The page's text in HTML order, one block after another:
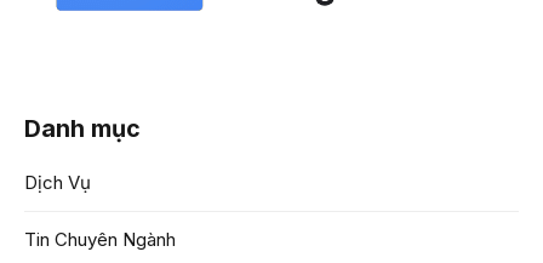
Danh mục
Dịch Vụ
Tin Chuyên Ngành